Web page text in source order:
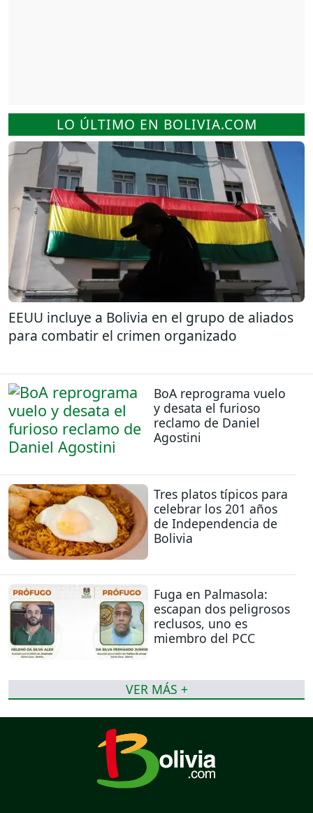
LO ÚLTIMO EN BOLIVIA.COM
EEUU incluye a Bolivia en el grupo de aliados
para combatir el crimen organizado
BoA reprograma vuelo
y desata el furioso
reclamo de Daniel
Agostini
Tres platos típicos para
celebrar los 201 años
de Independencia de
Bolivia
Fuga en Palmasola:
escapan dos peligrosos
reclusos, uno es
miembro del PCC
VER MÁS +